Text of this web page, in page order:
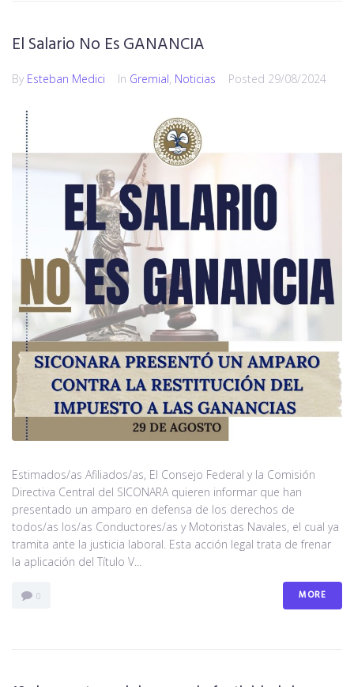
El Salario No Es GANANCIA
By Esteban Medici In Gremial, Noticias Posted 29/08/2024
Estimados/as Afiliados/as, El Consejo Federal y la Comisión
Directiva Central del SICONARA quieren informar que han
presentado un amparo en defensa de los derechos de
todos/as los/as Conductores/as y Motoristas Navales, el cual ya
tramita ante la justicia laboral. Esta acción legal trata de frenar
la aplicación del Título V...
0 MORE